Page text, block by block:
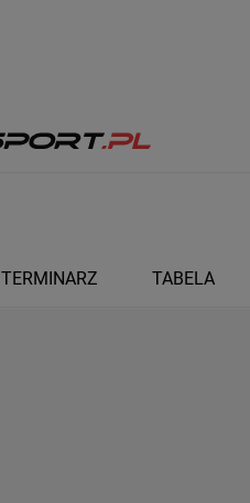
TERMINARZ TABELA